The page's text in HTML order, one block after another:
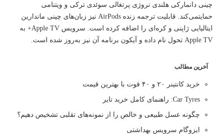
چینی دانمارکی هلندی نروژی پرتغالی سوئدی ترکی و ویتنامی
حمایتمی‌کند. قابلیت ترجمه زنده AirPods نیز زبان‌های چینی ماندارین
ایتالیایی ژاپنی و کره‌ای را اضافه کرده است. سرویس Apple TV+ به
Apple TV تحول نام داده و آیکون برنامه آن نیز به‌روز شده است.
آخرین مطالب
خرید کانتینر ۲۰ و ۴۰ فوت با بهترین قیمت
Car Tyres: راهنمای کامل خرید تایر
چگونه عسل طبیعی و خالص را از نمونه‌های تقلبی تشخیص دهیم؟
ایزوگام سرویس بهداشتی